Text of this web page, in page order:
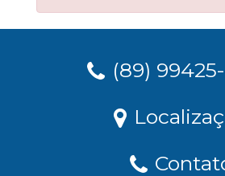
(89)